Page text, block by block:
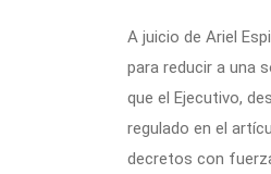
A juicio de Ariel
para reducir a una
que el Ejecutivo,
regulado en el
decretos con